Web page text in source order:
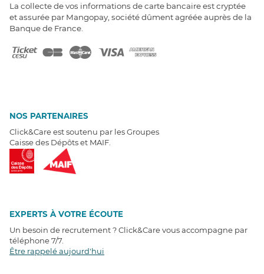
La collecte de vos informations de carte bancaire est cryptée
et assurée par Mangopay, société dûment agréée auprès de la
Banque de France.
NOS PARTENAIRES
Click&Care est soutenu par les Groupes
Caisse des Dépôts et MAIF.
EXPERTS À VOTRE ÉCOUTE
Un besoin de recrutement ? Click&Care vous accompagne par
téléphone 7/7
Être rappelé aujourd'hui